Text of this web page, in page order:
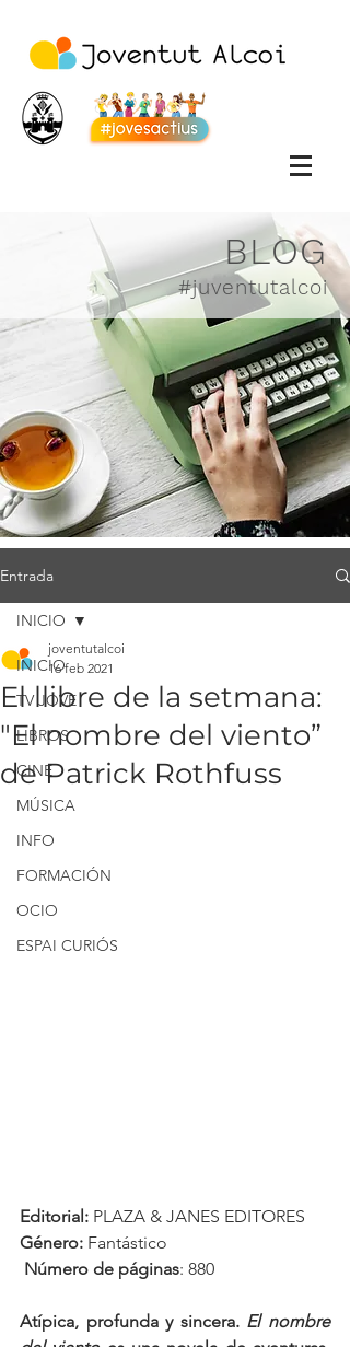
BLOG
#juventutalcoi
Entrada
INICIO
TV JOVE
LIBROS
CINE
MÚSICA
INFO
FORMACIÓN
OCIO
ESPAI CURIÓS
INICIO
El llibre de la setmana:
"El nombre del viento”
de Patrick Rothfuss
joventutalcoi
16 feb 2021
Editorial: PLAZA & JANES EDITORES
Género: Fantástico
Número de páginas: 880
Atípica, profunda y sincera. El nombre